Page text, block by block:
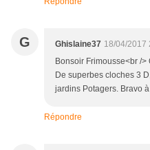
G Ghislaine37 18/04/2017
Bonsoir Frimousse<br /
De superbes cloches 3
jardins Potagers. Bravo
Répondre